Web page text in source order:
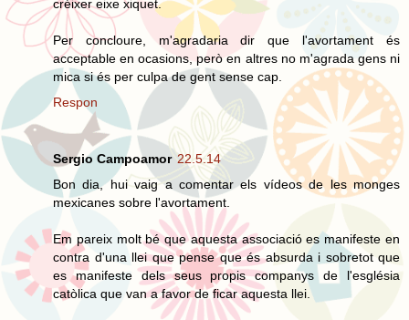
créixer eixe xiquet.
Per concloure, m'agradaria dir que l'avortament és
acceptable en ocasions, però en altres no m'agrada gens ni
mica si és per culpa de gent sense cap.
Respon
Sergio Campoamor 22.5.14
Bon dia, hui vaig a comentar els vídeos de les monges
mexicanes sobre l'avortament.
Em pareix molt bé que aquesta associació es manifeste en
contra d'una llei que pense que és absurda i sobretot que
es manifeste dels seus propis companys de l'església
catòlica que van a favor de ficar aquesta llei.